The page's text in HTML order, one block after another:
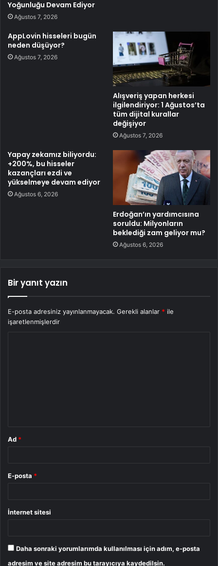
Yoğunluğu Devam Ediyor
Ağustos 7, 2026
AppLovin hisseleri bugün
neden düşüyor?
Ağustos 7, 2026
Alışveriş yapan herkesi
ilgilendiriyor: 1 Ağustos’ta
tüm dijital kurallar
değişiyor
Ağustos 7, 2026
Yapay zekamız biliyordu:
+200%, bu hisseler
kazançları ezdi ve
yükselmeye devam ediyor
Ağustos 6, 2026
Erdoğan’ın yardımcısına
soruldu: Milyonların
beklediği zam geliyor mu?
Ağustos 6, 2026
Bir yanıt yazın
E-posta adresiniz yayınlanmayacak. Gerekli alanlar * ile
işaretlenmişlerdir
Ad *
E-posta *
İnternet sitesi
Daha sonraki yorumlarımda kullanılması için adım, e-posta
adresim ve site adresim bu tarayıcıya kaydedilsin.